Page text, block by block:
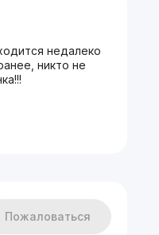
недалеко
никто не
Пожаловаться